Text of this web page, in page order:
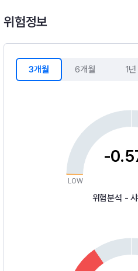
위험정보
3개월 6개월 1년
-
LOW
위험분석 -